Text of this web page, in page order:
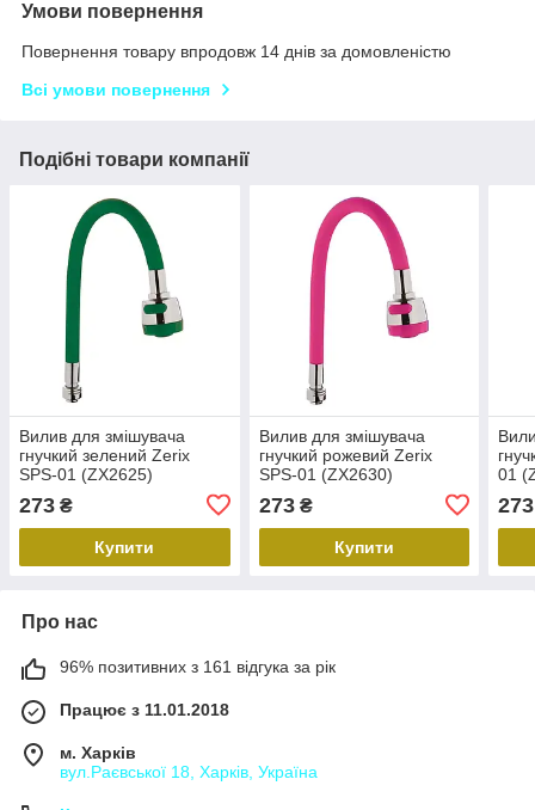
Умови повернення
Повернення товару впродовж 14 днів за домовленістю
Всі умови повернення
Подібні товари компанії
Вилив для змішувача
гнучкий зелений Zerix
SPS-01 (ZX2625)
273 ₴
Купити
Вилив для змішувача
гнучкий рожевий Zerix
SPS-01 (ZX2630)
273₴
Купити
01
273
Про нас
96% позитивних з 161 відгука за рік
Працює з 11.01.2018
м. Харків
вул.Раєвської 18, Харків, Україна